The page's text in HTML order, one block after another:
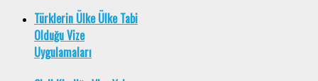
Türklerin Ülke Ülke Tabi
Olduğu Vize
Uygulamaları